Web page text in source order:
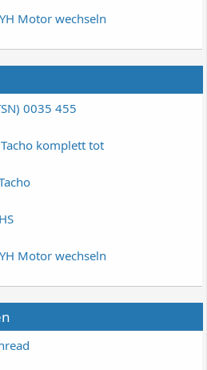
Motor wechseln
0035 455
komplett tot
Motor wechseln